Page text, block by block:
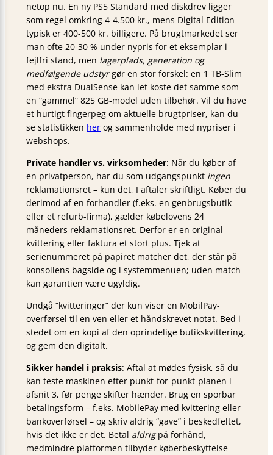
netop nu. En ny PS5 Standard med diskdrev ligger
som regel omkring 4-4.500 kr., mens Digital Edition
typisk er 400-500 kr. billigere. På brugtmarkedet ser
man ofte 20-30 % under nypris for et eksemplar i
fejlfri stand, men lagerplads, generation og
medfølgende udstyrgør en stor forskel: en 1 TB-Slim
med ekstra DualSense kan let koste det samme som
en “gammel” 825 GB-model uden tilbehør. Vil du have
et hurtigt fingerpeg om aktuelle brugtpriser, kan du
se statistikken her og sammenholde med nypriser i
webshops.
Private handler vs. virksomheder: Når du køber af
en privatperson, har du som udgangspunkt ingen
reklamationsret – kun det, I aftaler skriftligt. Køber du
derimod af en forhandler (f.eks. en genbrugsbutik
eller et refurb-firma), gælder købelovens 24
måneders reklamationsret. Derfor er en original
kvittering eller faktura et stort plus. Tjek at
serienummeret på papiret matcher det, der står på
konsollens bagside og i systemmenuen; uden match
kan garantien være ugyldig.
Undgå “kvitteringer” der kun viser en MobilPay-
overførsel til en ven eller et håndskrevet notat. Bed i
stedet om en kopi af den oprindelige butikskvittering,
og gem den digitalt.
Sikker handel i praksis: Aftal at mødes fysisk, så du
kan teste maskinen efter punkt-for-punkt-planen i
afsnit 3, før penge skifter hænder. Brug en sporbar
betalingsform – f.eks. MobilePay med kvittering eller
bankoverførsel – og skriv aldrig “gave” i beskedfeltet,
hvis det ikke er det. Betal aldrigpå forhånd,
medmindre platformen tilbyder køberbeskyttelse